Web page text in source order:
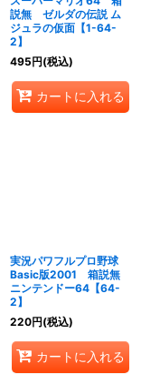
説無 ゼルダの伝説 ム
ジュラの仮面【1-64-
2】
495円(税込)
カートに入れる
実況パワフルプロ野球
Basic版2001 箱説無
ニンテンドー64【64-
2】
220円(税込)
カートに入れる